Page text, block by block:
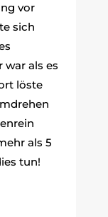
vor
sich
war als es
löste
als 5
tun!